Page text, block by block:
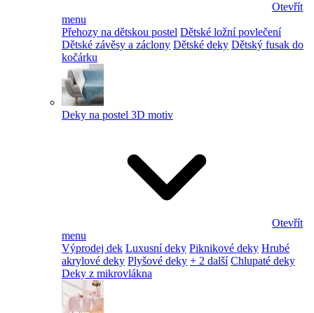
Otevřít
menu
Přehozy na dětskou postel Dětské ložní povlečení
Dětské závěsy a záclony Dětské deky Dětský fusak do
kočárku
Deky na postel 3D motiv
Otevřít
menu
Výprodej dek Luxusní deky Piknikové deky Hrubé
akrylové deky Plyšové deky + 2 další Chlupaté deky
Deky z mikrovlákna